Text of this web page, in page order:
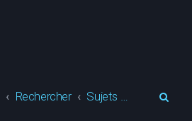
Rechercher Sujets sans réponse